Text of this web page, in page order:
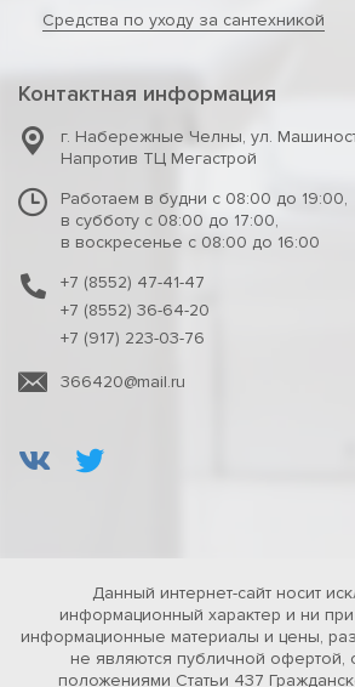
Средства по уходу за сантехникой
Контактная информация
г. Набережные Челны, ул.
Напротив ТЦ Мегастрой
Работаем в будни с 08:00 до 19:00,
в субботу с 08:00 до 17:00,
в воскресенье с 08:00 до 16:00
+7 (8552) 47-41-47
+7 (8552) 36-64-20
+7 (917) 223-03-76
366420@mail.ru
Данный интернет-сайт носит
информационный характер и ни
информационные материалы и цены,
не являются публичной офертой,
положениями Статьи 437